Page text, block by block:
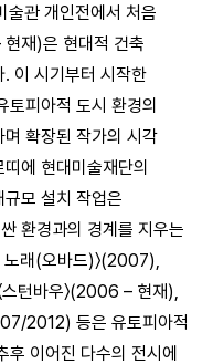
술관 개인전에서 처음
현재)은 현대적 건축
이 시기부터 시작한
피아적 도시 환경의
확장된 작가의 시각
에 현대미술재단의
모 설치 작업은
환경과의 경계를 지우는
래(오바드)〉(2007),
턴바우〉(2006 – 현재),
2012) 등은 유토피아적
후 이어진 다수의 전시에